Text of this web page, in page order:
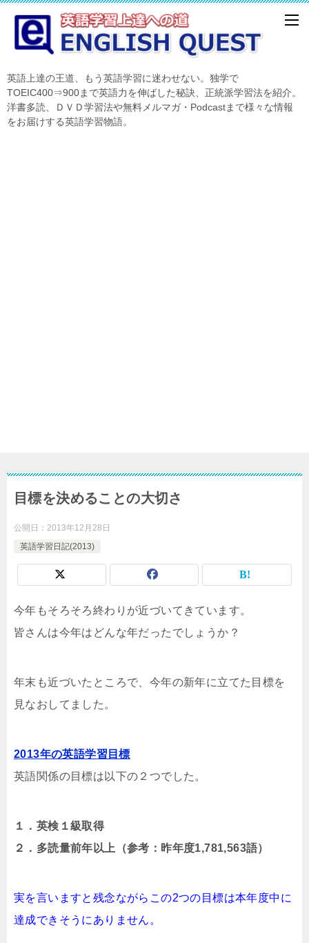
英語上達の王道、もう英語学習に迷わせない。独学で
TOEIC400⇒900まで英語力を伸ばした秘訣、正統派学習法を紹介。
洋書多読、ＤＶＤ学習法や無料メルマガ・Podcastまで様々な情報
をお届けする英語学習物語。
目標を決めることの大切さ
公開日： 2013年12月28日
英語学習日記(2013)
今年もそろそろ終わりが近づいてきています。
皆さんは今年はどんな年だったでしょうか？
年末も近づいたところで、今年の新年に立てた目標を
見なおしてました。
2013年の英語学習目標
英語関係の目標は以下の２つでした。
１．英検１級取得
２．多読量前年以上（参考：昨年度1,781,563語）
実を言いますと残念ながらこの2つの目標は本年度中に
達成できそうにありません。